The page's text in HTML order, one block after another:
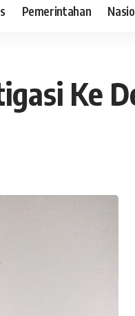
Pemerintahan
Ke